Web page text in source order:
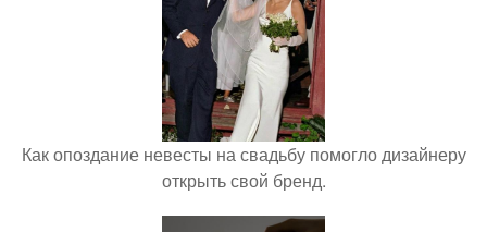
Как опоздание невесты на свадьбу помогло дизайнеру
открыть свой бренд.